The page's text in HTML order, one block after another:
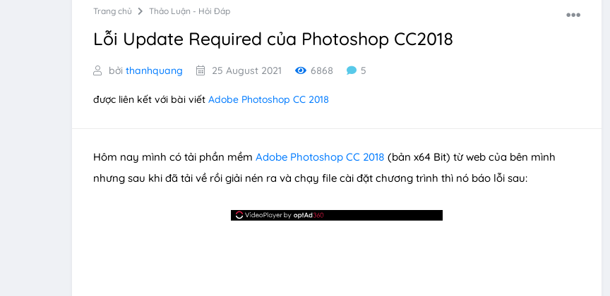
Trang chủ Thảo Luận - Hỏi Đáp
Lỗi Update Required của Photoshop CC2018
bởi thanhquang 25 August 2021 6868 5
được liên kết với bài viết Adobe Photoshop CC 2018
Hôm nay mình có tải phần mềm Adobe Photoshop CC 2018 (bản x64 Bit) từ web của bên mình
nhưng sau khi đã tải về rồi giải nén ra và chạy file cài đặt chương trình thì nó báo lỗi sau: